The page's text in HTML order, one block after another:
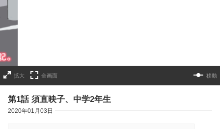
拡大 全画面 移動
第1話 須直映子、中学2年生
2020年01月03日